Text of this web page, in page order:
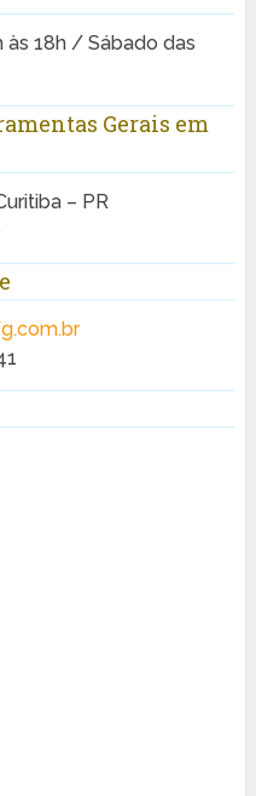
às 18h / Sábado das
Gerais em
– PR